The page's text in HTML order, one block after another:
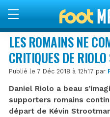
LES ROMAINS NE
CRITIQUES DE
Publié le 7 Déc 2018 à 12h17 par
Daniel Riolo a beau
supporters romains
départ de Kévin